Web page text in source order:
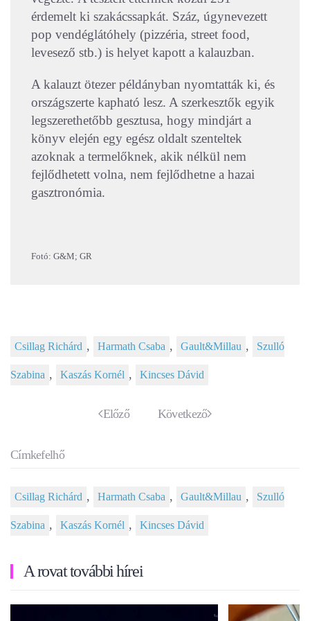
érdemelt ki szakácssapkát. Száz, úgynevezett
pop vendéglátóhely (pizzéria, street food,
levesező stb.) is helyet kapott a kalauzban.
A kalauzt ötezer példányban nyomtatták ki, és
országszerte kapható lesz. A szerkesztők egyik
legszerethetőbb gesztusa, hogy mindjárt a
könyv elején egy egész oldalt szenteltek
azoknak a termelőknek, akik nélkül nem
fejlődhetett volna, nem fejlődhetne a hazai
gasztronómia.
Fotó: G&M; GR
Csillag Richárd , Harmath Csaba , Gault&Millau , Szulló
Szabina , Kaszás Kornél , Kincses Dávid
Előző Következő
Címkefelhő
Csillag Richárd , Harmath Csaba , Gault&Millau , Szulló
Szabina , Kaszás Kornél , Kincses Dávid
A rovat további hírei